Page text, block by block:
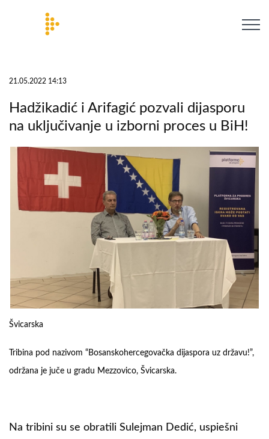
21.05.2022 14:13
Hadžikadić i Arifagić pozvali dijasporu
na uključivanje u izborni proces u BiH!
Švicarska
Tribina pod nazivom “Bosanskohercegovačka dijaspora uz državu!”,
održana je juče u gradu Mezzovico, Švicarska.
Na tribini su se obratili Sulejman Dedić, uspiešni